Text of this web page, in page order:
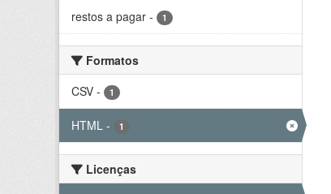
restos a pagar - 1
Formatos
CSV - 1
HTML - 1
Licenças